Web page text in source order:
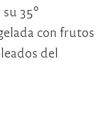
35º
con frutos
del